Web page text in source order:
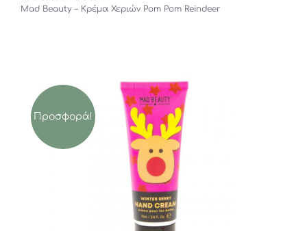
Μad Beauty – Κρέμα Χεριών Pom Pom Reindeer
Προσφορά!